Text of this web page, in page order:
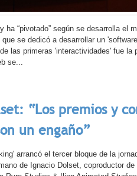
ha “pivotado” según se desarrolla el
se dedicó a desarrollar un
las primeras 'interactividades' fue la
se...
“Los premios y
un engaño”
arrancó el tercer bloque de la
de Ignacio Dolset, coproductor